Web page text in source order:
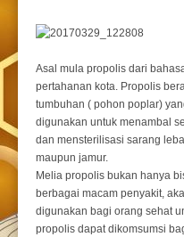
Asal mula propolis dari
pertahanan kota. Propolis
tumbuhan ( pohon poplar)
digunakan untuk menambal
dan mensterilisasi sarang
maupun jamur.
Melia propolis bukan hanya
berbagai macam penyakit,
digunakan bagi orang sehat
propolis dapat dikomsumsi